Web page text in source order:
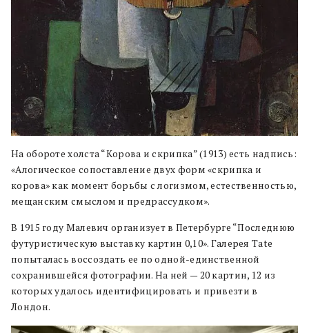
На обороте холста “Корова и скрипка” (1913) есть надпись:
«Алогическое сопоставление двух форм «скрипка и
корова» как момент борьбы с логизмом, естественностью,
мещанским смыслом и предрассудком».
В 1915 году Малевич организует в Петербурге “Последнюю
футуристическую выставку картин 0,10». Галерея Tate
попыталась воссоздать ее по одной-единственной
сохранившейся фотографии. На ней — 20 картин, 12 из
которых удалось идентифицировать и привезти в
Лондон.